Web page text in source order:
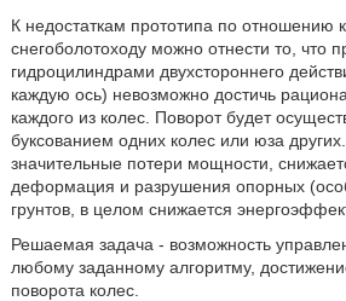
К недостаткам прототипа по отношению
снегоболотоходу можно отнести то, что
гидроцилиндрами двухстороннего
каждую ось) невозможно достичь
каждого из колес. Поворот будет
буксованием одних колес или юза
значительные потери мощности,
деформация и разрушения опорных
грунтов, в целом снижается
Решаемая задача - возможность
любому заданному алгоритму,
поворота колес.